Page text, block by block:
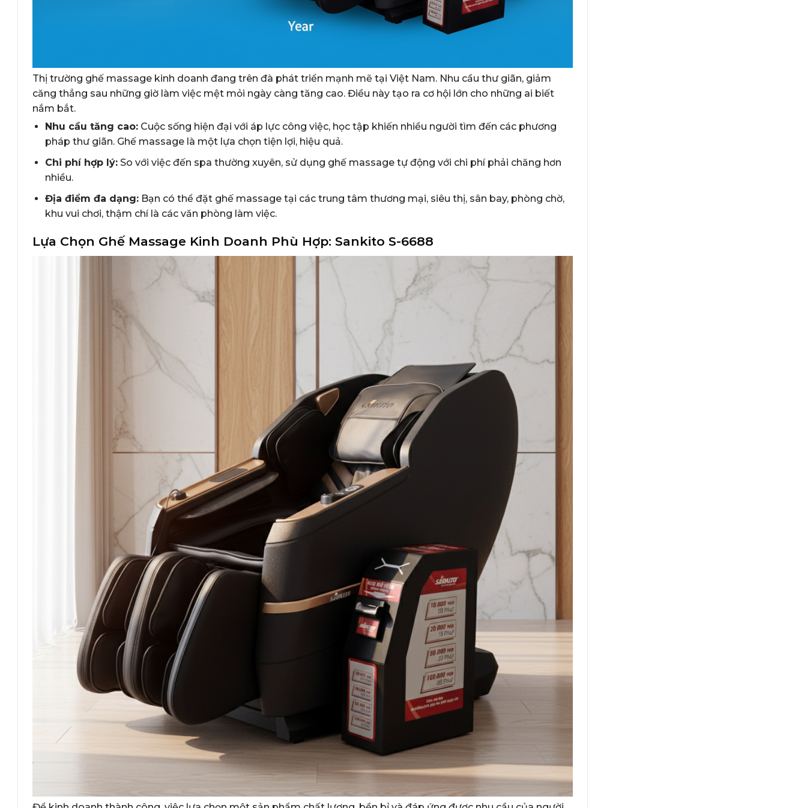
Thị trường ghế massage kinh doanh đang trên đà phát triển mạnh mẽ tại Việt Nam. Nhu cầu thư giãn, giảm
căng thẳng sau những giờ làm việc mệt mỏi ngày càng tăng cao. Điều này tạo ra cơ hội lớn cho những ai biết
nắm bắt.
Nhu cầu tăng cao:Cuộc sống hiện đại với áp lực công việc, học tập khiến nhiều người tìm đến các phương
pháp thư giãn. Ghế massage là một lựa chọn tiện lợi, hiệu quả.
Chi phí hợp lý:So với việc đến spa thường xuyên, sử dụng ghế massage tự động với chi phí phải chăng hơn
nhiều.
Địa điểm đa dạng:Bạn có thể đặt ghế massage tại các trung tâm thương mại, siêu thị, sân bay, phòng chờ,
khu vui chơi, thậm chí là các văn phòng làm việc.
Lựa Chọn Ghế Massage Kinh Doanh Phù Hợp: Sankito S-6688